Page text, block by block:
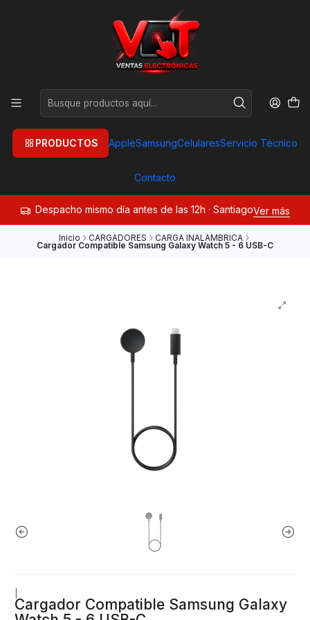
PRODUCTOS AppleSamsungCelularesServicio Técnico
Contacto
Despacho mismo día antes de las 12h · SantiagoVer más
Inicio CARGADORES CARGA INALAMBRICA
Cargador Compatible Samsung Galaxy Watch 5 - 6 USB-C
Cargador Compatible Samsung Galaxy